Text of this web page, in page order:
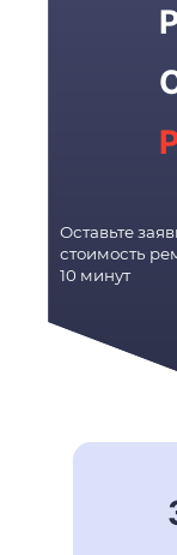
Оставьте
стоимость
10 минут